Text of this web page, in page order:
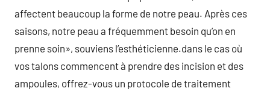
affectent beaucoup la forme de notre peau. Après ces
saisons, notre peau a fréquemment besoin qu’on en
prenne soin», souviens l’esthéticienne.dans le cas où
vos talons commencent à prendre des incision et des
ampoules, offrez-vous un protocole de traitement